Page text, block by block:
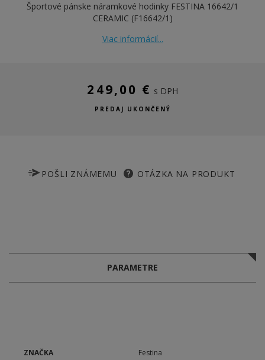
Športové pánske náramkové hodinky FESTINA 16642/1
CERAMIC (F16642/1)
Viac informácií...
249,00 € s DPH
PREDAJ UKONČENÝ
POŠLI ZNÁMEMU OTÁZKA NA PRODUKT
PARAMETRE
ZNAČKA Festina